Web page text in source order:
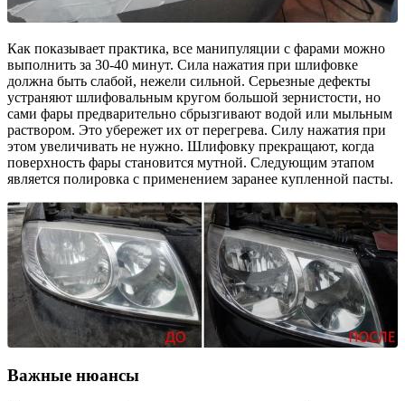
Как показывает практика, все манипуляции с фарами можно
выполнить за 30-40 минут. Сила нажатия при шлифовке
должна быть слабой, нежели сильной. Серьезные дефекты
устраняют шлифовальным кругом большой зернистости, но
сами фары предварительно сбрызгивают водой или мыльным
раствором. Это убережет их от перегрева. Силу нажатия при
этом увеличивать не нужно. Шлифовку прекращают, когда
поверхность фары становится мутной. Следующим этапом
является полировка с применением заранее купленной пасты.
Важные нюансы